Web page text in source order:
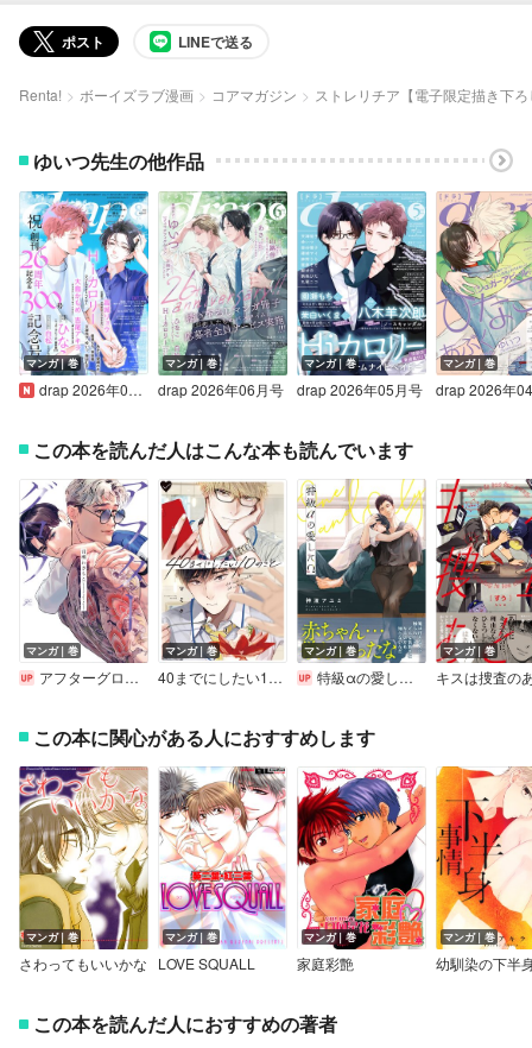
ポスト LINEで送る
Renta! ボーイズラブ漫画 コアマガジン ストレリチア【電子限定描き下
ゆいつ先生の他作品
マンガ｜巻
drap 2026年08月号
マンガ｜巻
drap 2026年06月号
マンガ｜巻
drap 2026年05月号
マンガ｜巻
drap 2026年
この本を読んだ人はこんな本も読んでいます
マンガ｜巻
アフターグロウ【電子限定描き下ろし漫画付き】
マンガ｜巻
40までにしたい10のこと【電子特別版】
マンガ｜巻
特級αの愛したΩ【電子限定かきおろし付】
マンガ｜巻
この本に関心がある人におすすめします
マンガ｜巻
さわってもいいかな
マンガ｜巻
LOVE SQUALL
マンガ｜巻
家庭彩艶
マンガ｜巻
幼馴染の下半
この本を読んだ人におすすめの著者